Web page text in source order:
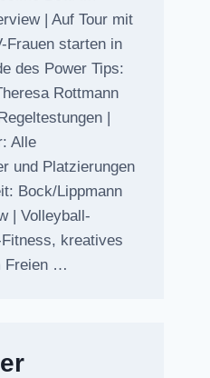
| Auf Tour mit
Frauen starten in
des Power Tips:
Rottmann
|
Alle
und Platzierungen
Bock/Lippmann
| Volleyball-
kreatives
Freien …